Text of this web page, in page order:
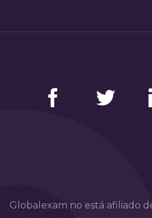
Globalexam no está afiliado